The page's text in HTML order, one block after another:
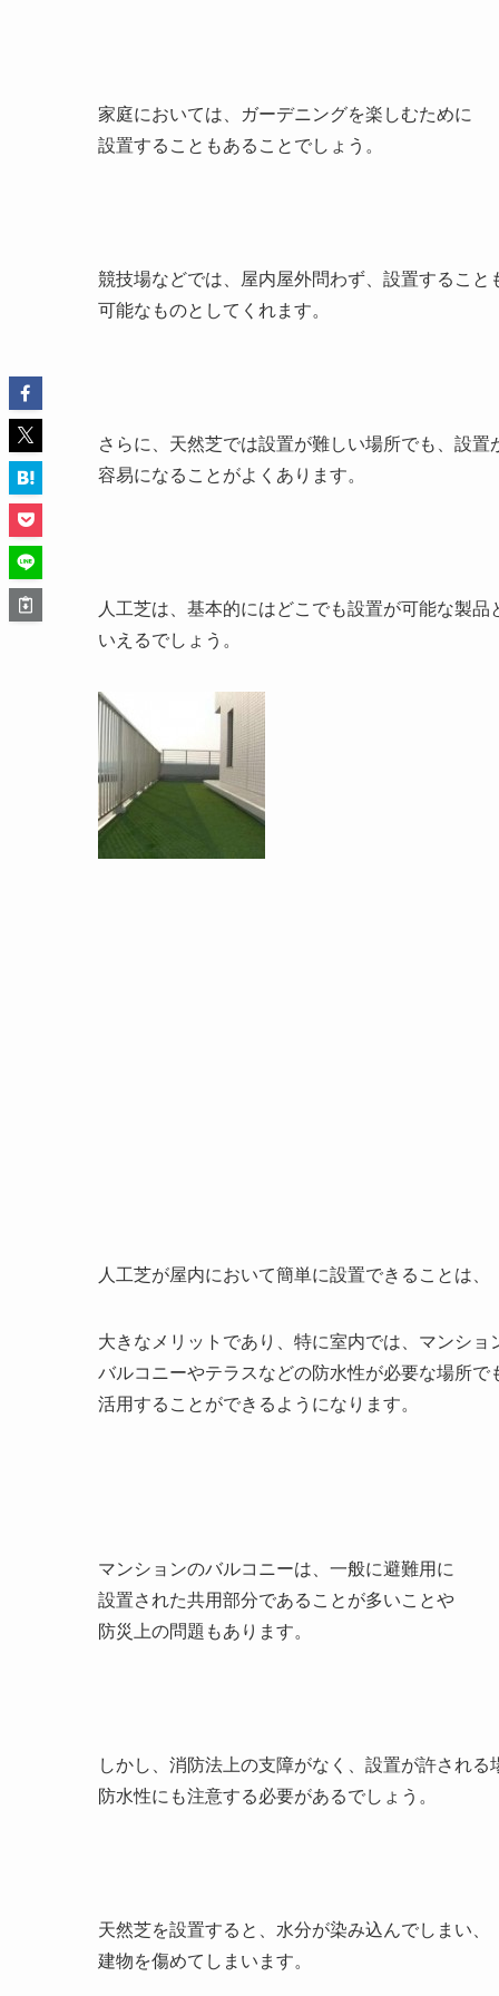
家庭においては、ガーデニングを楽しむために
設置することもあることでしょう。
競技場などでは、屋内屋外問わず、設置すること
可能なものとしてくれます。
さらに、天然芝では設置が難しい場所でも、設置
容易になることがよくあります。
人工芝は、基本的にはどこでも設置が可能な製品
いえるでしょう。
人工芝が屋内において簡単に設置できることは、
大きなメリットであり、特に室内では、マンショ
バルコニーやテラスなどの防水性が必要な場所で
活用することができるようになります。
マンションのバルコニーは、一般に避難用に
設置された共用部分であることが多いことや
防災上の問題もあります。
しかし、消防法上の支障がなく、設置が許される
防水性にも注意する必要があるでしょう。
天然芝を設置すると、水分が染み込んでしまい、
建物を傷めてしまいます。